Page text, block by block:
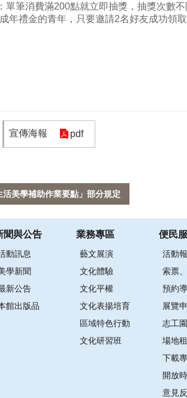
單筆消費滿200點就立即抽獎，抽獎次數
年禮金的青年，只要邀請2名好友成功領
宣傳海報 pdf
美學補助作業要點」部分規定
聞與公告
動訊息
學新聞
新公告
館出版品
業務專區
藝文展演
文化體驗
文化平權
文化表揚培育
區域特色行動
文化研習班
便民
活動
索票
預約
展覽
志工
場地
下載
開放
意見